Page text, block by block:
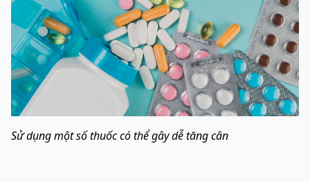
Sử dụng một số thuốc có thể gây dễ tăng cân